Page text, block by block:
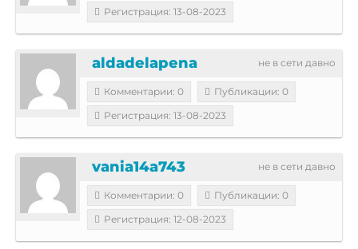
Регистрация: 13-08-2023
не в сети давно
aldadelapena
Комментарии: 0
Публикации: 0
Регистрация: 13-08-2023
не в сети давно
vania14a743
Комментарии: 0
Публикации: 0
Регистрация: 12-08-2023